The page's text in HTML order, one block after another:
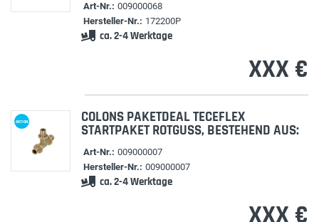
Art-Nr.: 009000068
Hersteller-Nr.: 172200P
ca. 2-4 Werktage
XXX €
AKTION COLONS PAKETDEAL TECEFLEX
STARTPAKET ROTGUSS, BESTEHEND AUS:
Art-Nr.: 009000007
Hersteller-Nr.: 009000007
ca. 2-4 Werktage
XXX €